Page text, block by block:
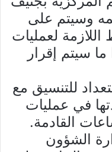
وسيتم على
لعمليات
ما سيتم إقرار
للتنسيق مع
في عمليات
القادمة.
الشؤون